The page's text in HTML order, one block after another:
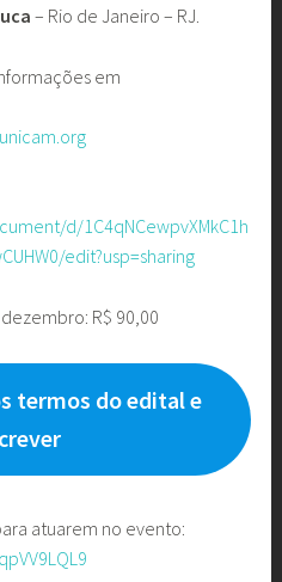
– Rio de Janeiro – RJ.
em
d/1C4qNCewpvXMkC1h
edit?usp=sharing
R$ 90,00
termos do edital e
atuarem no evento: